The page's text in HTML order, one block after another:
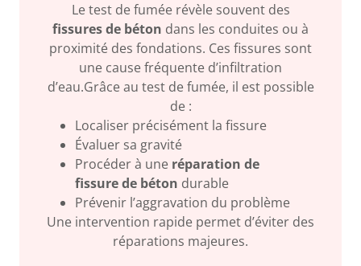
Le test de fumée révèle souvent des
fissures de béton dans les conduites ou à
proximité des fondations. Ces fissures sont
une cause fréquente d’infiltration
d’eau.Grâce au test de fumée, il est possible
de :
Localiser précisément la fissure
Évaluer sa gravité
Procéder à une réparation de
fissure de béton durable
Prévenir l’aggravation du problème
Une intervention rapide permet d’éviter des
réparations majeures.